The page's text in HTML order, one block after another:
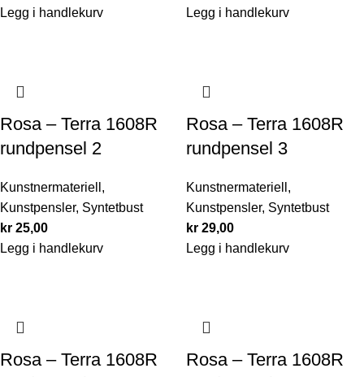
Legg i handlekurv
Legg i handlekurv
Rosa – Terra 1608R
rundpensel 2
Kunstnermateriell ,
Kunstpensler, Syntetbust
kr 25,00
Legg i handlekurv
Rosa – Terra 1608R
rundpensel 3
Kunstnermateriell ,
Kunstpensler, Syntetbust
kr 29,00
Legg i handlekurv
Rosa – Terra 1608R
Rosa – Terra 1608R